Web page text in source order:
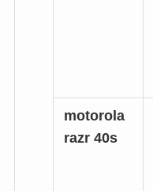
motorola
razr 40s